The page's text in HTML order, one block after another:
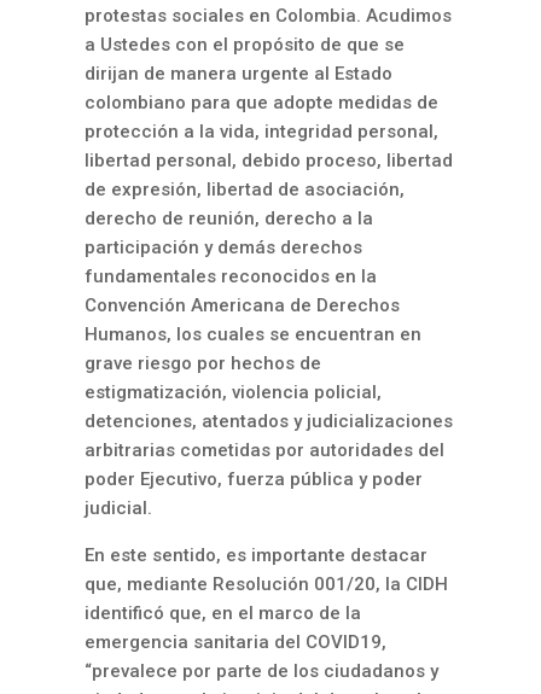
protestas sociales en Colombia. Acudimos
a Ustedes con el propósito de que se
dirijan de manera urgente al Estado
colombiano para que adopte medidas de
protección a la vida, integridad personal,
libertad personal, debido proceso, libertad
de expresión, libertad de asociación,
derecho de reunión, derecho a la
participación y demás derechos
fundamentales reconocidos en la
Convención Americana de Derechos
Humanos, los cuales se encuentran en
grave riesgo por hechos de
estigmatización, violencia policial,
detenciones, atentados y judicializaciones
arbitrarias cometidas por autoridades del
poder Ejecutivo, fuerza pública y poder
judicial.
En este sentido, es importante destacar
que, mediante Resolución 001/20, la CIDH
identificó que, en el marco de la
emergencia sanitaria del COVID19,
“prevalece por parte de los ciudadanos y